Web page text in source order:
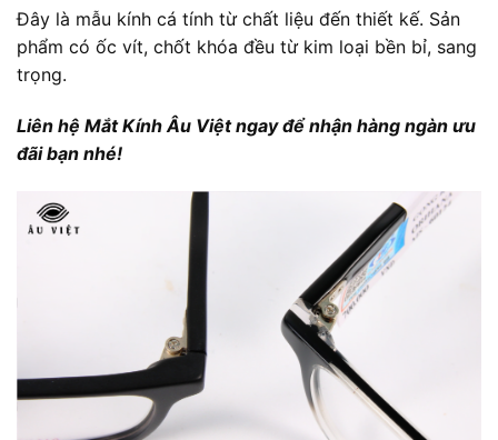
Đây là mẫu kính cá tính từ chất liệu đến thiết kế. Sản
phẩm có ốc vít, chốt khóa đều từ kim loại bền bỉ, sang
trọng.
Liên hệ Mắt Kính Âu Việt ngay để nhận hàng ngàn ưu
đãi bạn nhé!